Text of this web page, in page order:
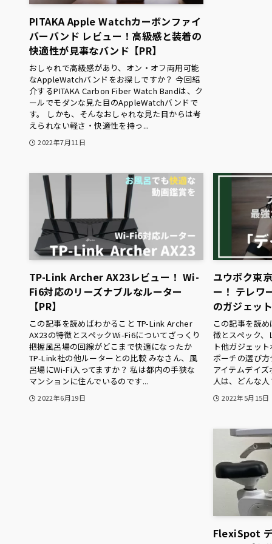
PITAKA Apple Watchカーボンファイ
バーバンド レビュー！高級感と装着の
快適性が見事なバンド【PR】
おしゃれで高級感があり、オン・オフ両用可能
なAppleWatchバンドをお探しですか？ 今回紹
介するPITAKA Carbon Fiber Watch Bandは、ク
ールでモダンな見た目のAppleWatchバンドで
す。 しかも、そんなおしゃれな見た目からは考
えられない軽さ・快適性を持っ...
2022年7月11日
TP-Link Archer AX23レビュー！ Wi-
Fi6対応のリーズナブルなルーター
【PR】
この記事を読めばわかること TP-Link Archer
AX23の特徴とスペックWi-Fi6についてざっくり
把握風呂場の回線がどこまで快適になったか
TP-Link社の他ルーターとの比較 みなさん、風
呂場にWi-Fi入ってますか？ 私は都内の手狭な
マンションに住んでいるのです...
2022年6月19日
ユウボク東
ー！ テレワ
のガジェッ
この記事を読
徴とスペック
ト他ガジェッ
ポーチの選び
アイテムデイ
人は、どんな
2022年5月15日
FlexiSpot